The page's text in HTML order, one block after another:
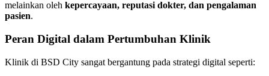
melainkan oleh kepercayaan, reputasi dokter, dan pengalaman
pasien.
Peran Digital dalam Pertumbuhan Klinik
Klinik di BSD City sangat bergantung pada strategi digital seperti: